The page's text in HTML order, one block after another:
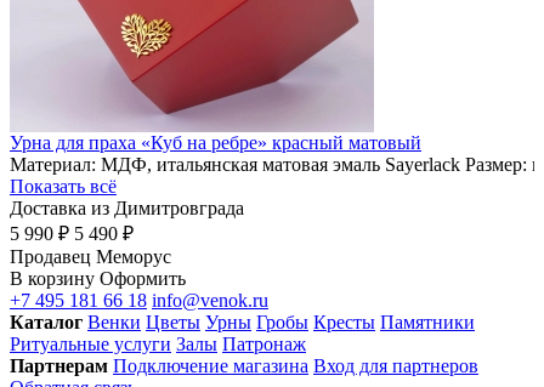
Урна для праха «Куб на ребре» красный матовый
Материал: МДФ, итальянская матовая эмаль Sayerlack
Показать всё
Доставка из Димитровграда
5 990 ₽ 5 490 ₽
Продавец Меморус
В корзину Оформить
+7 495 181 66 18 info@venok.ru
Каталог Венки Цветы Урны Гробы Кресты Памятники
Ритуальные услуги Залы Патронаж
Партнерам Подключение магазина Вход для партнеров